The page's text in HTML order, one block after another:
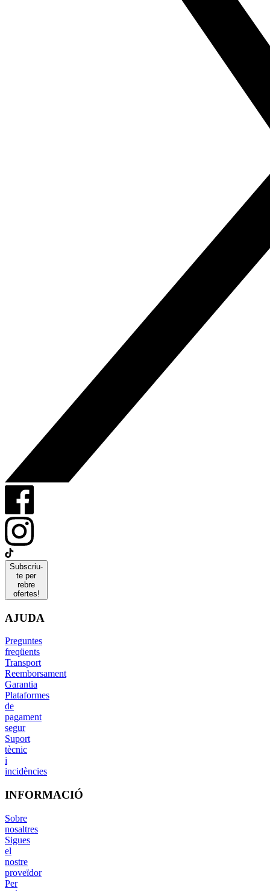
Subscriu-
te per
rebre
ofertes!
AJUDA
Preguntes
freqüents
Transport
Reemborsament
Garantia
Plataformes
de
pagament
segur
Suport
tècnic
i
incidències
INFORMACIÓ
Sobre
nosaltres
Sigues
el
nostre
proveïdor
Per